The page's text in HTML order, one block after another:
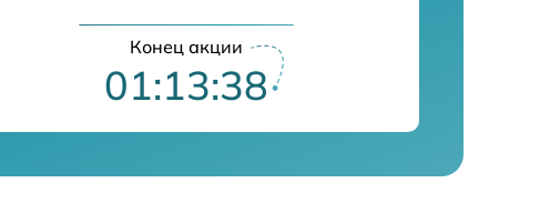
Конец акции
01:13:38